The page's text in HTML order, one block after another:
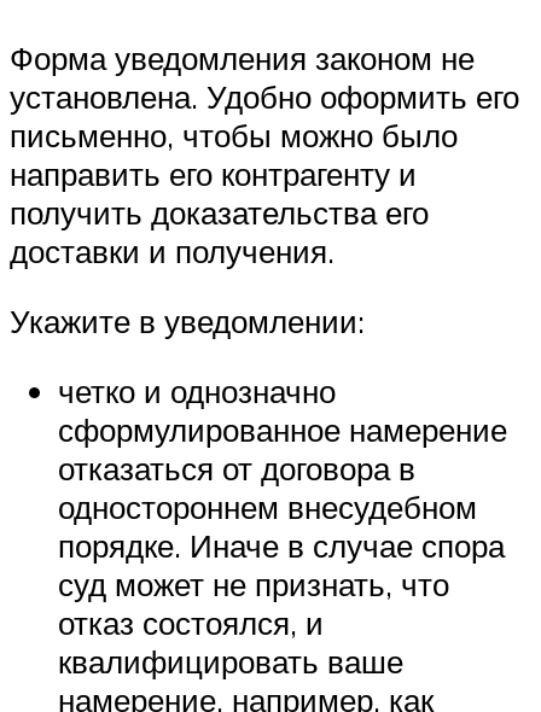
Форма уведомления законом не
установлена. Удобно оформить его
письменно, чтобы можно было
направить его контрагенту и
получить доказательства его
доставки и получения.
Укажите в уведомлении:
четко и однозначно
сформулированное намерение
отказаться от договора в
одностороннем внесудебном
порядке. Иначе в случае спора
суд может не признать, что
отказ состоялся, и
квалифицировать ваше
намерение, например, как